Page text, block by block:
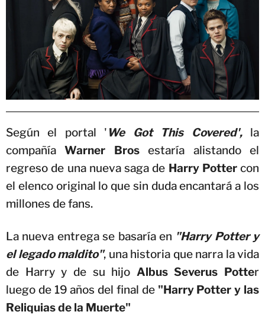
Según el portal ' We Got This Covered',la
compañíaWarner Brosestaría alistando el
regreso de una nueva saga de Harry Pottercon
el elenco original lo que sin duda encantará a los
millones de fans.
La nueva entrega se basaría en "Harry Potter y
el legado maldito", una historia que narra la vida
de Harry y de su hijo Albus Severus Potter
luego de 19 años del final de "Harry Potter y las
Reliquias de la Muerte"